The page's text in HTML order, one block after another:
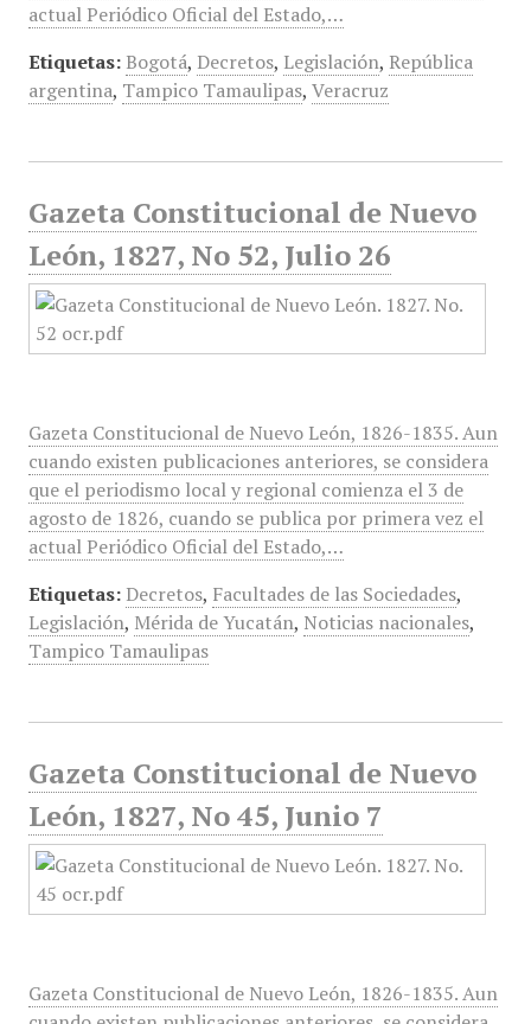
actual Periódico Oficial del Estado,…
Etiquetas: Bogotá, Decretos, Legislación, República
argentina, Tampico Tamaulipas, Veracruz
Gazeta Constitucional de Nuevo
León, 1827, No 52, Julio 26
Gazeta Constitucional de Nuevo León, 1826-1835. Aun
cuando existen publicaciones anteriores, se considera
que el periodismo local y regional comienza el 3 de
agosto de 1826, cuando se publica por primera vez el
actual Periódico Oficial del Estado,…
Etiquetas: Decretos, Facultades de las Sociedades,
Legislación, Mérida de Yucatán, Noticias nacionales,
Tampico Tamaulipas
Gazeta Constitucional de Nuevo
León, 1827, No 45, Junio 7
Gazeta Constitucional de Nuevo León, 1826-1835. Aun